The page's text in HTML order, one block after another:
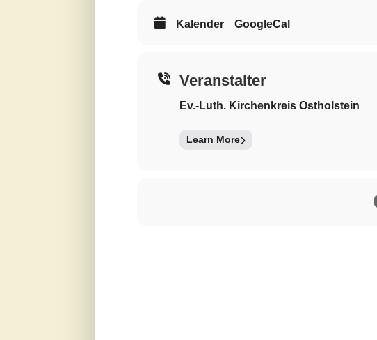
Kalender GoogleCal
Veranstalter
Ev.-Luth. Kirchenkreis Ostholstein
Learn More